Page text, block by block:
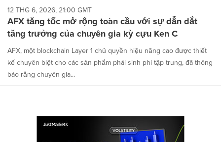
12 THG 6, 2026, 21:00 GMT
AFX tăng tốc mở rộng toàn cầu với sự dẫn dắt
tăng trưởng của chuyên gia kỳ cựu Ken C
AFX, một blockchain Layer 1 chủ quyền hiệu năng cao được thiết
kế chuyên biệt cho các sản phẩm phái sinh phi tập trung, đã thông
báo rằng chuyên gia...